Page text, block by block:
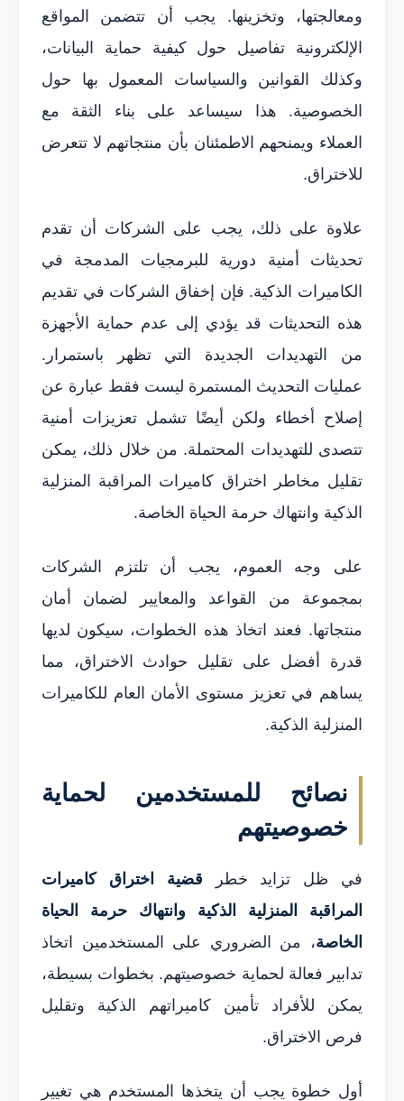
ومعالجتها، وتخزينها. يجب أن تتضمن المواقع
الإلكترونية تفاصيل حول كيفية حماية البيانات،
وكذلك القوانين والسياسات المعمول بها حول
الخصوصية. هذا سيساعد على بناء الثقة مع
العملاء ويمنحهم الاطمئنان بأن منتجاتهم لا تتعرض
للاختراق.
علاوة على ذلك، يجب على الشركات أن تقدم
تحديثات أمنية دورية للبرمجيات المدمجة في
الكاميرات الذكية. فإن إخفاق الشركات في تقديم
هذه التحديثات قد يؤدي إلى عدم حماية الأجهزة
من التهديدات الجديدة التي تظهر باستمرار.
عمليات التحديث المستمرة ليست فقط عبارة عن
إصلاح أخطاء ولكن أيضًا تشمل تعزيزات أمنية
تتصدى للتهديدات المحتملة. من خلال ذلك، يمكن
تقليل مخاطر اختراق كاميرات المراقبة المنزلية
الذكية وانتهاك حرمة الحياة الخاصة.
على وجه العموم، يجب أن تلتزم الشركات
بمجموعة من القواعد والمعايير لضمان أمان
منتجاتها. فعند اتخاذ هذه الخطوات، سيكون لديها
قدرة أفضل على تقليل حوادث الاختراق، مما
يساهم في تعزيز مستوى الأمان العام للكاميرات
المنزلية الذكية.
نصائح للمستخدمين لحماية
خصوصيتهم
في ظل تزايد خطر قضية اختراق كاميرات
المراقبة المنزلية الذكية وانتهاك حرمة الحياة
الخاصة، من الضروري على المستخدمين اتخاذ
تدابير فعالة لحماية خصوصيتهم. بخطوات بسيطة،
يمكن للأفراد تأمين كاميراتهم الذكية وتقليل
فرص الاختراق.
أول خطوة يجب أن يتخذها المستخدم هي تغيير